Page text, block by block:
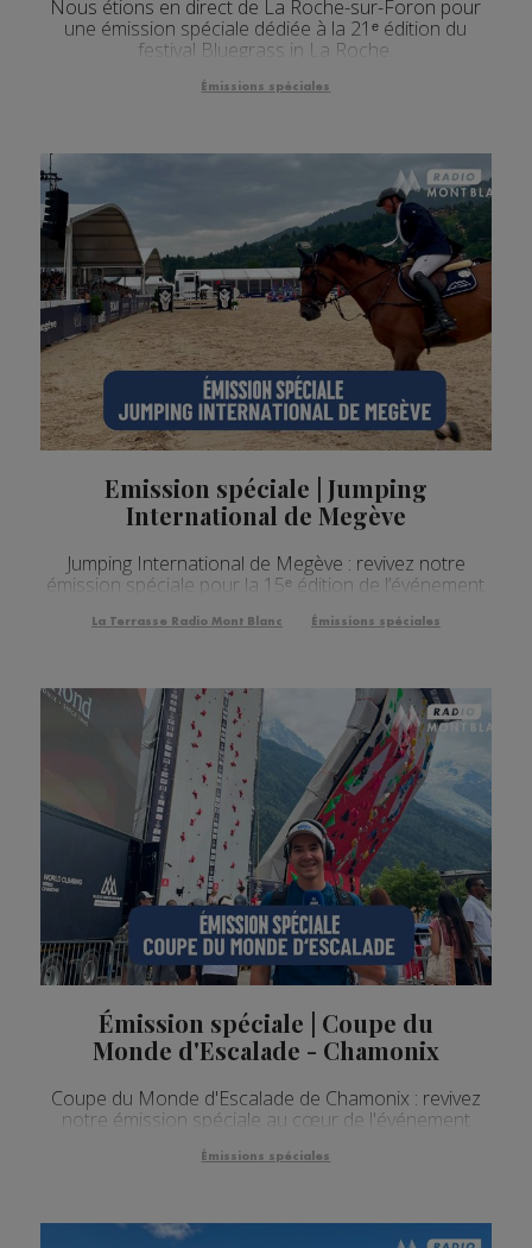
Nous étions en direct de La Roche-sur-Foron pour
une émission spéciale dédiée à la 21ᵉ édition du
festival Bluegrass in La Roche.
Émissions spéciales
Emission spéciale | Jumping
International de Megève
Jumping International de Megève : revivez notre
émission spéciale pour la 15ᵉ édition de l’événement
La Terrasse Radio Mont Blanc Émissions spéciales
Émission spéciale | Coupe du
Monde d'Escalade - Chamonix
Coupe du Monde d'Escalade de Chamonix : revivez
notre émission spéciale au cœur de l'événement
Émissions spéciales